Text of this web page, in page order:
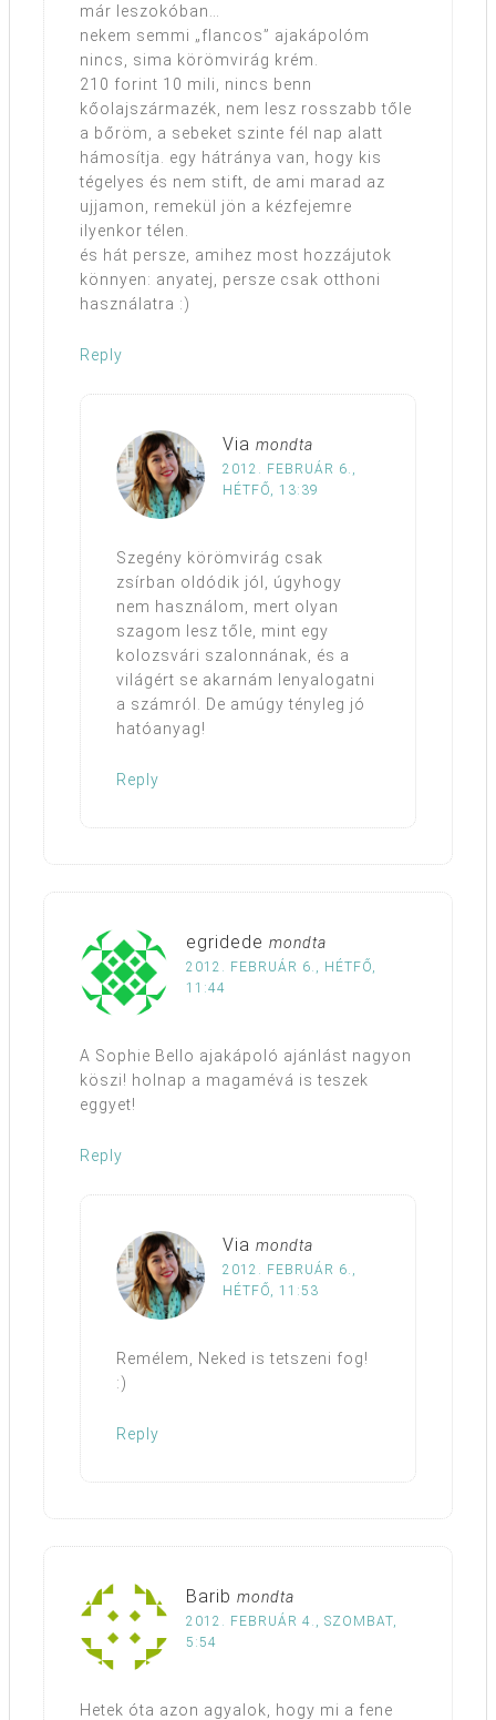
már leszokóban…
nekem semmi „flancos” ajakápolóm
nincs, sima körömvirág krém.
210 forint 10 mili, nincs benn
kőolajszármazék, nem lesz rosszabb tőle
a bőröm, a sebeket szinte fél nap alatt
hámosítja. egy hátránya van, hogy kis
tégelyes és nem stift, de ami marad az
ujjamon, remekül jön a kézfejemre
ilyenkor télen.
és hát persze, amihez most hozzájutok
könnyen: anyatej, persze csak otthoni
használatra :)
Reply
Via mondta
2012. FEBRUÁR 6.,
HÉTFŐ, 13:39
Szegény körömvirág csak
zsírban oldódik jól, úgyhogy
nem használom, mert olyan
szagom lesz tőle, mint egy
kolozsvári szalonnának, és a
világért se akarnám lenyalogatni
a számról. De amúgy tényleg jó
hatóanyag!
Reply
egridede mondta
2012. FEBRUÁR 6., HÉTFŐ,
11:44
A Sophie Bello ajakápoló ajánlást nagyon
köszi! holnap a magamévá is teszek
eggyet!
Reply
Via mondta
2012. FEBRUÁR 6.,
HÉTFŐ, 11:53
Remélem, Neked is tetszeni fog!
:)
Reply
Barib mondta
2012. FEBRUÁR 4., SZOMBAT,
5:54
Hetek óta azon agyalok, hogy mi a fene